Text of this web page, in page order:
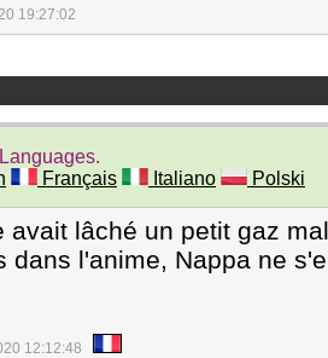
19:27:02
Français Italiano Polski
avait lâché un petit gaz
dans l'anime, Nappa ne
12:12:48